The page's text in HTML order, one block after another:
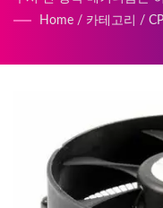
EL 베어링을 특징으로 하
크 생산 및 제조가 포함됩
Home / 카테고리 /